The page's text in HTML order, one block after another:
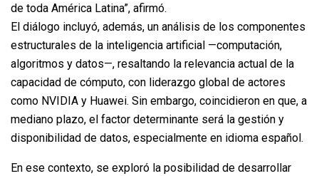
de toda América Latina”, afirmó.
El diálogo incluyó, además, un análisis de los componentes
estructurales de la inteligencia artificial —computación,
algoritmos y datos—, resaltando la relevancia actual de la
capacidad de cómputo, con liderazgo global de actores
como NVIDIA y Huawei. Sin embargo, coincidieron en que, a
mediano plazo, el factor determinante será la gestión y
disponibilidad de datos, especialmente en idioma español.
En ese contexto, se exploró la posibilidad de desarrollar